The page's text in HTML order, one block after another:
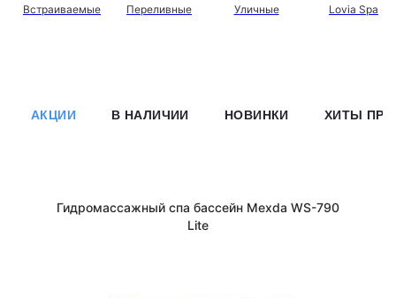
Встраиваемые Переливные Уличные Lovia Spa
АКЦИИ В НАЛИЧИИ НОВИНКИ ХИТЫ
Гидромассажный спа бассейн Mexda WS-790
Lite